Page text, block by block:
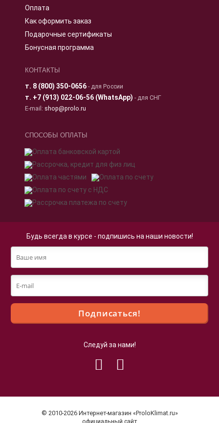
Оплата
Как оформить заказ
Подарочные сертификаты
Бонусная программа
КОНТАКТЫ
т. 8 (800) 350-0656- для России
т. +7 (913) 022-06-56 (WhatsApp) - для СНГ
E-mail: shop@prolo.ru
СПОСОБЫ ОПЛАТЫ
Будь всегда в курсе - подпишись на наши новости!
Следуй за нами!
© 2010-2026 Интернет-магазин «ProloKlimat.ru»
официальный сайт
Продолжая просмотр страниц нашего сайта, вы
Политики в отношении обработки